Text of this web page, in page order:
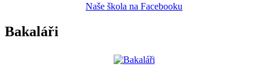
Naše škola na Facebooku
Bakaláři